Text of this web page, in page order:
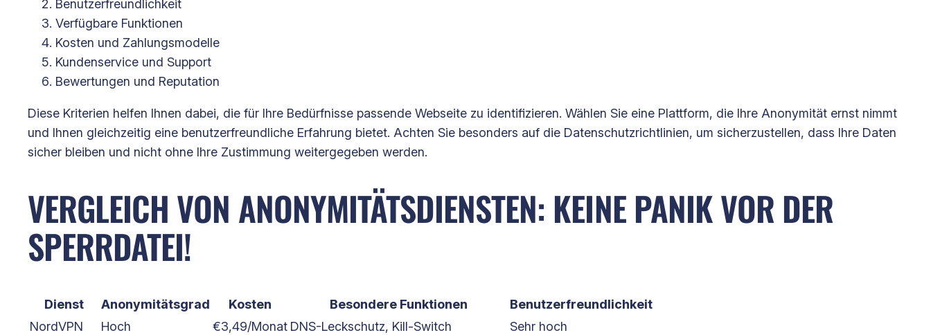
Benutzerfreundlichkeit
Verfügbare Funktionen
Kosten und Zahlungsmodelle
Kundenservice und Support
Bewertungen und Reputation
Diese Kriterien helfen Ihnen dabei, die für Ihre Bedürfnisse passende Webseite zu identifizieren. Wählen Sie eine Plattform, die Ihre Anonymität ernst nimmt
und Ihnen gleichzeitig eine benutzerfreundliche Erfahrung bietet. Achten Sie besonders auf die Datenschutzrichtlinien, um sicherzustellen, dass Ihre Daten
sicher bleiben und nicht ohne Ihre Zustimmung weitergegeben werden.
VERGLEICH VON ANONYMITÄTSDIENSTEN: KEINE PANIK VOR DER
SPERRDATEI!
Dienst Anonymitätsgrad Kosten Besondere Funktionen
Benutzerfreundlichkeit
NordVPN
Hoch €3,49/Monat DNS-Leckschutz, Kill-Switch
Sehr hoch